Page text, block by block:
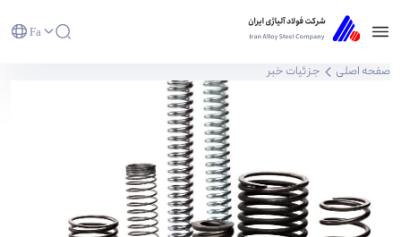
Fa
فنر - شرکت فولاد آلیاژی ایران(سهامی عام)
صفحه اصلی جزئیات خبر